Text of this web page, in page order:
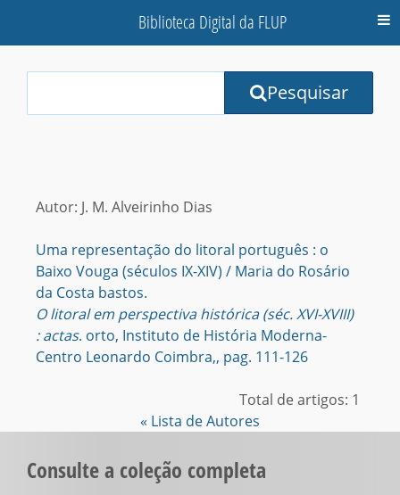
Biblioteca Digital da FLUP
Terms:
Pesquisar
Autor: J. M. Alveirinho Dias
Uma representação do litoral português : o
Baixo Vouga (séculos IX-XIV) / Maria do Rosário
da Costa bastos.
O litoral em perspectiva histórica (séc. XVI-XVIII)
: actas. orto, Instituto de História Moderna-
Centro Leonardo Coimbra,, pag. 111-126
Total de artigos: 1
« Lista de Autores
Consulte a coleção completa